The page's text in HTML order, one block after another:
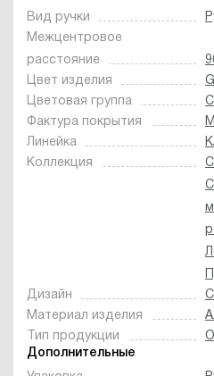
Вид ручки
Межцентровое
расстояние
Цвет изделия
Цветовая группа
Фактура покрытия
Линейка
Коллекция
Дизайн
Материал изделия
Тип продукции
Дополнительные